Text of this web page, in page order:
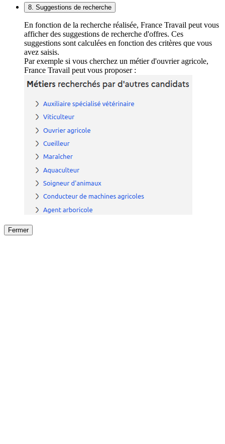
8. Suggestions de recherche
En fonction de la recherche réalisée, France Travail peut vous
afficher des suggestions de recherche d'offres. Ces
suggestions sont calculées en fonction des critères que vous
avez saisis.
Par exemple si vous cherchez un métier d'ouvrier agricole,
France Travail peut vous proposer :
Fermer